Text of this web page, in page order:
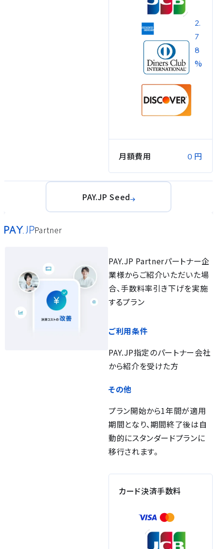
2.
7
8
%
月額費用 0 円
PAY.JP Seed
Partner
PAY.JP Partnerパートナー企
業様からご紹介いただいた場
合、手数料率引き下げを実施
するプラン
ご利用条件
PAY.JP指定のパートナー会社
から紹介を受けた方
その他
プラン開始から1年間が適用
期間となり、期間終了後は自
動的にスタンダードプランに
移行されます。
カード決済手数料